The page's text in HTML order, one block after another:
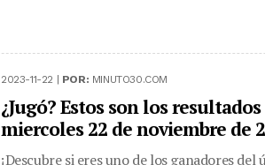
2023-11-22 | POR: MINUTO30.COM
¿Jugó? Estos son los
miercoles 22 de noviembre de
¡Descubre si eres uno de los ganadores